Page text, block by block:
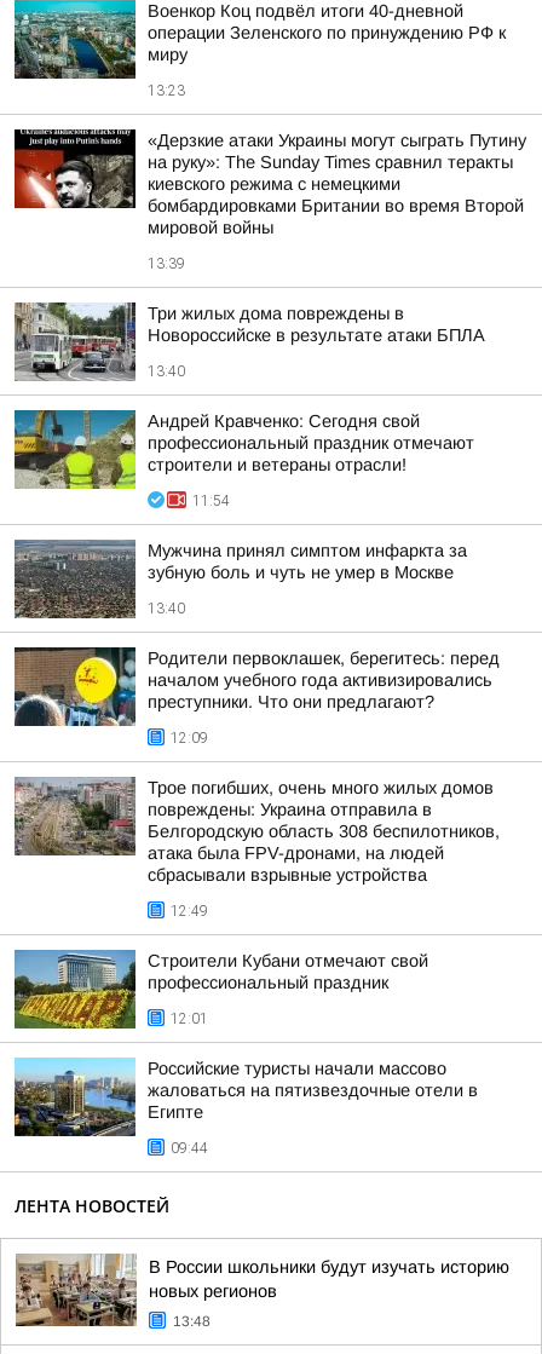
Военкор Коц подвёл итоги 40-дневной
операции Зеленского по принуждению РФ к
миру
13:23
«Дерзкие атаки Украины могут сыграть Путину
на руку»: The Sunday Times сравнил теракты
киевского режима с немецкими
бомбардировками Британии во время Второй
мировой войны
13:39
Три жилых дома повреждены в
Новороссийске в результате атаки БПЛА
13:40
Андрей Кравченко: Сегодня свой
профессиональный праздник отмечают
строители и ветераны отрасли!
11:54
Мужчина принял симптом инфаркта за
зубную боль и чуть не умер в Москве
13:40
Родители первоклашек, берегитесь: перед
началом учебного года активизировались
преступники. Что они предлагают?
12:09
Трое погибших, очень много жилых домов
повреждены: Украина отправила в
Белгородскую область 308 беспилотников,
атака была FPV-дронами, на людей
сбрасывали взрывные устройства
12:49
Строители Кубани отмечают свой
профессиональный праздник
12:01
Российские туристы начали массово
жаловаться на пятизвездочные отели в
Египте
09:44
ЛЕНТА НОВОСТЕЙ
В России школьники будут изучать историю
новых регионов
13:48